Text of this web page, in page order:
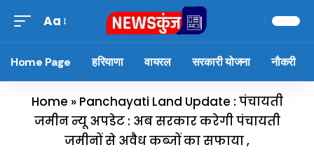
Aa
Home Page हरियाणा वायरल सरकारी योजना नौकरी
Home » Panchayati Land Update : पंचायती
जमीन न्यू अपडेट : अब सरकार करेगी पंचायती
जमीनों से अवैध कब्जों का सफाया ,